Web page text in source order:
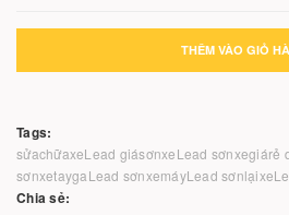
THÊM VÀO GIỎ
Tags:
sửachữaxeLead giásơnxeLead sơnxegiárẻ
sơnxetaygaLead sơnxemáyLead
Chia sẻ: